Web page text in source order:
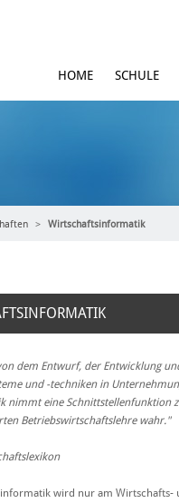
HOME SCHULE
Wirtschaftsinformatik
dem Entwurf, der Entwicklung
und -techniken in
nimmt eine Schnittstellenfunktion
Betriebswirtschaftslehre wahr."
wird nur am